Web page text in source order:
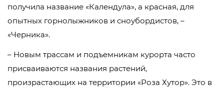
получила название «Календула», а красная, для
опытных горнолыжников и сноубордистов, –
«Черника».
– Новым трассам и подъемникам курорта часто
присваиваются названия растений,
произрастающих на территории «Роза Хутор». Это в